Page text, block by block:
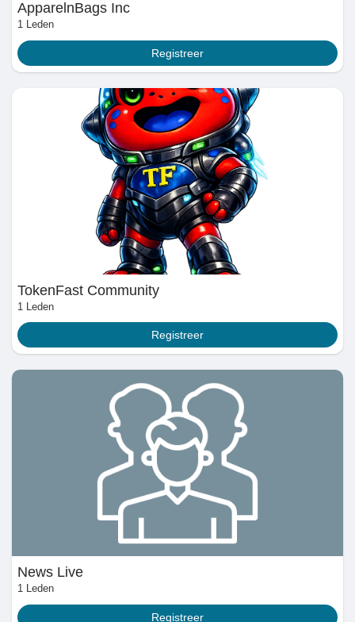
Prêts Immobiliers
ApparelnBags Inc
1 Leden
Registreer
TokenFast Community
1 Leden
Registreer
News Live
1 Leden
Registreer